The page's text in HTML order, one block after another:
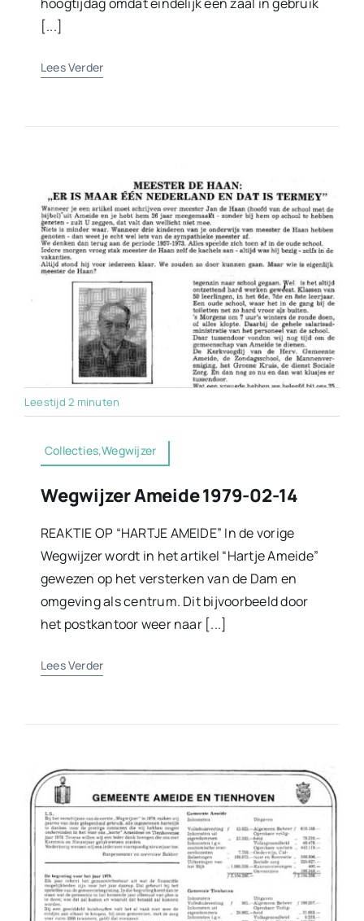
[...]
Lees Verder
Leestijd 2 minuten
Collecties,Wegwijzer
Wegwijzer Ameide 1979-02-14
REAKTIE OP “HARTJE AMEIDE” In de vorige
Wegwijzer wordt in het artikel “Hartje Ameide”
gewezen op het versterken van de Dam en
omgeving als centrum. Dit bijvoorbeeld door
het postkantoor weer naar [...]
Lees Verder